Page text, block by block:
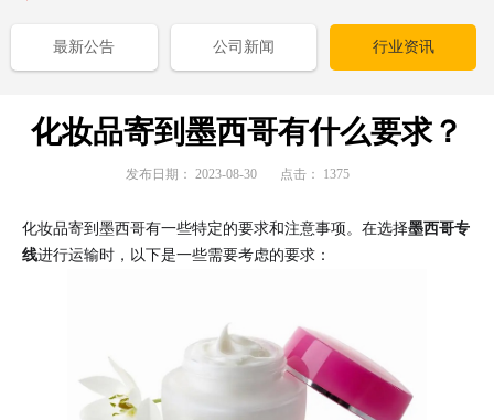
最新公告 公司新闻 行业资讯
化妆品寄到墨西哥有什么要求？
发布日期： 2023-08-30 点击： 1375
化妆品寄到墨西哥有一些特定的要求和注意事项。在选择墨西哥专
线进行运输时，以下是一些需要考虑的要求：